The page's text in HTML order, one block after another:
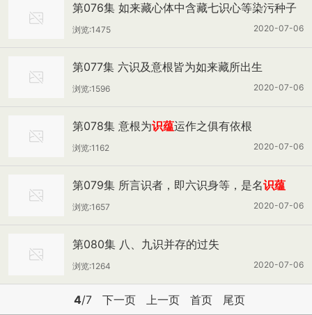
第076集 如来藏心体中含藏七识心等染污种子
（下）
2020-07-06
浏览:1475
第077集 六识及意根皆为如来藏所出生
2020-07-06
浏览:1596
第078集 意根为识蕴运作之俱有依根
2020-07-06
浏览:1162
第079集 所言识者，即六识身等，是名识蕴
2020-07-06
浏览:1657
第080集 八、九识并存的过失
2020-07-06
浏览:1264
4/7 下一页 上一页 首页 尾页